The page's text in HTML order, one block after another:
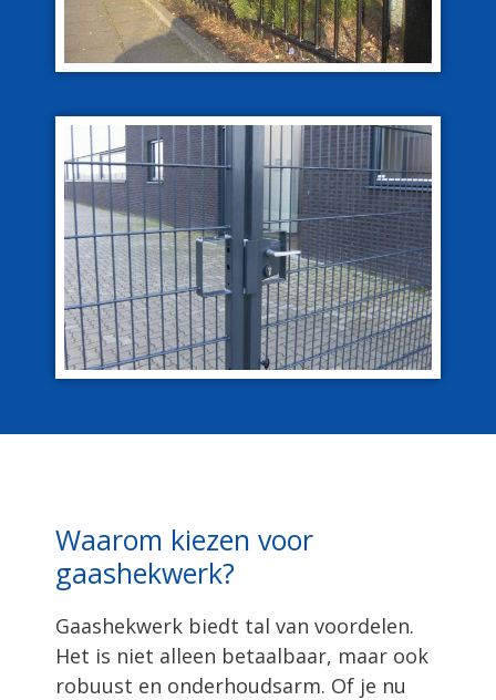
Waarom kiezen voor
gaashekwerk?
Gaashekwerk biedt tal van voordelen.
Het is niet alleen betaalbaar, maar ook
robuust en onderhoudsarm. Of je nu